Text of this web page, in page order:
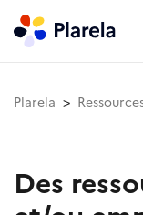
Plarela
Des